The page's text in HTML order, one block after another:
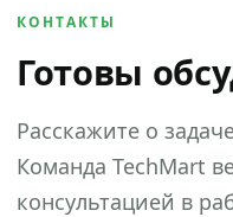
КОНТАКТЫ
Готовы
Расскажите о
Команда TechMart
консультацией в